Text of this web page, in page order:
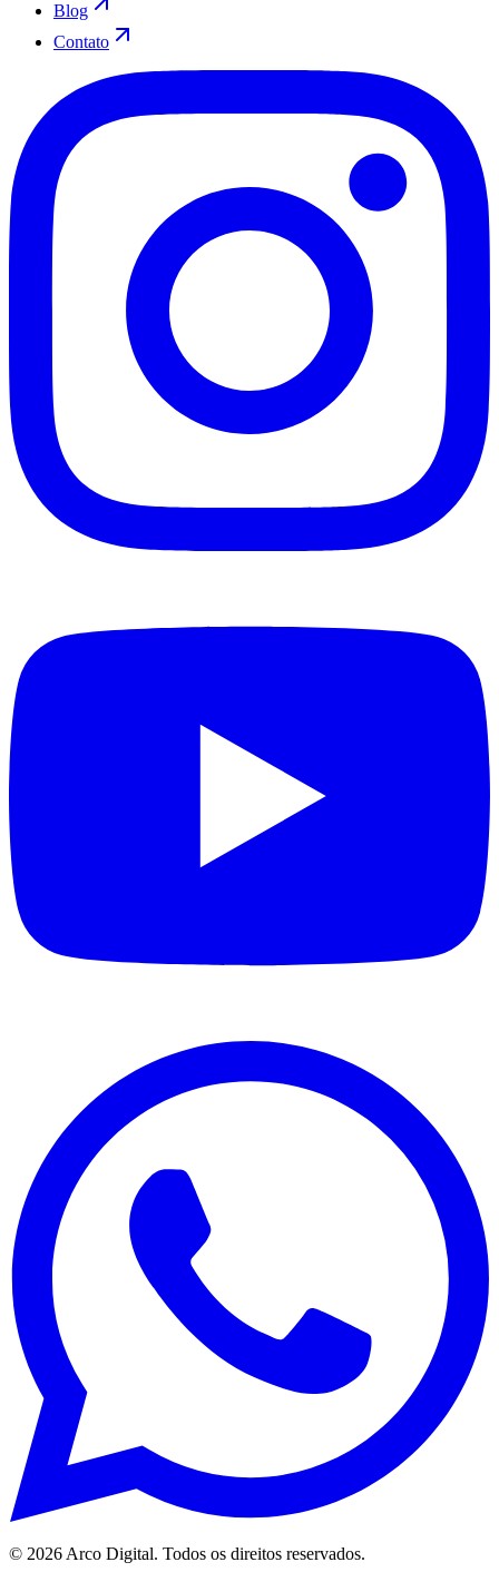
Blog
Contato
© 2026 Arco Digital. Todos os direitos reservados.